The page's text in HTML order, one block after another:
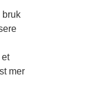
bruk
et
mer